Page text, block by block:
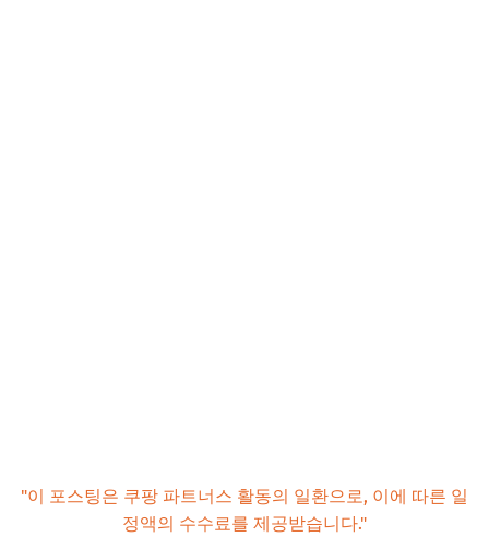
"이 포스팅은 쿠팡 파트너스 활동의 일환으로, 이에 따른 일
정액의 수수료를 제공받습니다."